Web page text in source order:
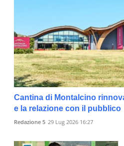
Cantina di Montalcino
e la relazione con il pubblico
Redazione 5 29 Lug 2026 16:27